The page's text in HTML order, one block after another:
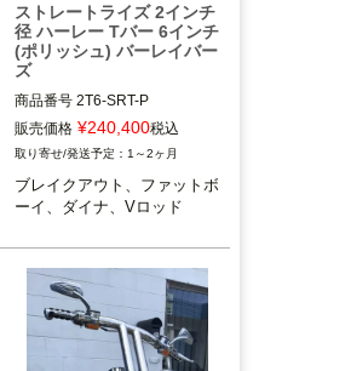
ストレートライズ 2インチ
径 ハーレー Tバー 6インチ
(ポリッシュ) バーレイバー
ズ
商品番号2T6-SRT-P
販売価格 ¥240,400税込
1～2ヶ月
ブレイクアウト、ファットボ
ーイ、ダイナ、Vロッド